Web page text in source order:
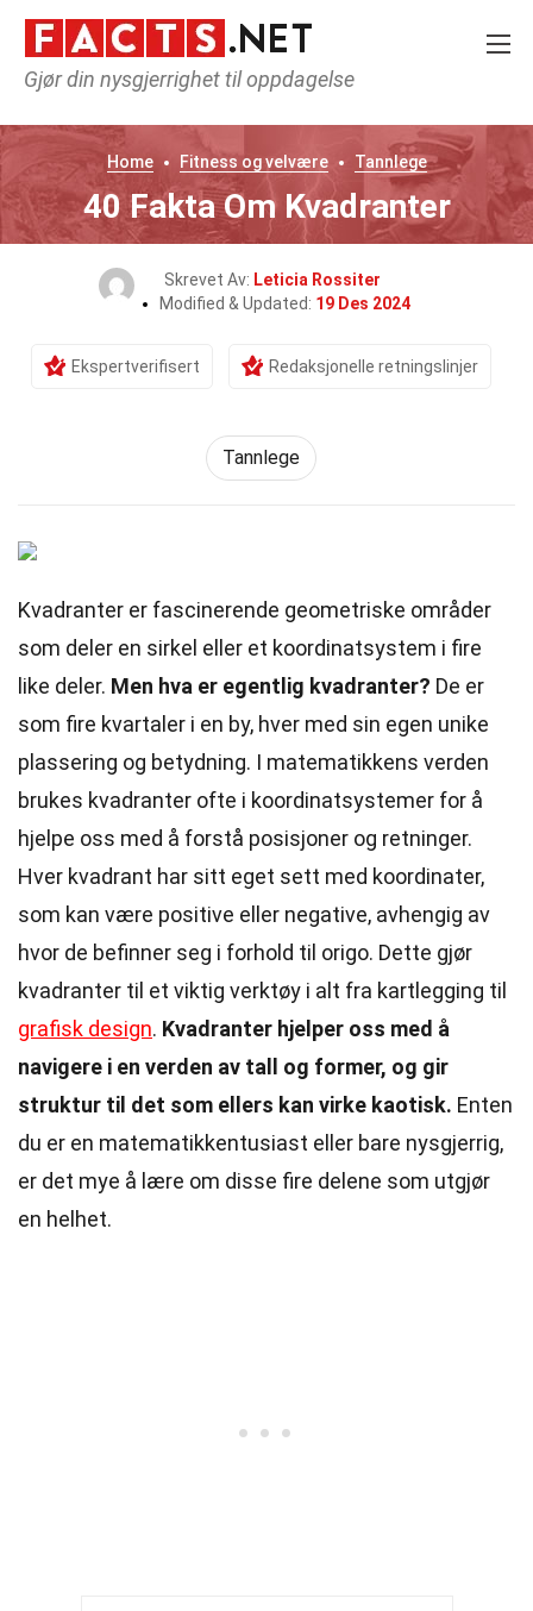
Gjør din nysgjerrighet til oppdagelse
Home Fitness og velvære Tannlege
40 Fakta Om Kvadranter
Skrevet Av: Leticia Rossiter
Modified & Updated: 19 Des 2024
Ekspertverifisert Redaksjonelle retningslinjer
Tannlege
Kvadranter er fascinerende geometriske områder
som deler en sirkel eller et koordinatsystem i fire
like deler. Men hva er egentlig kvadranter? De er
som fire kvartaler i en by, hver med sin egen unike
plassering og betydning. I matematikkens verden
brukes kvadranter ofte i koordinatsystemer for å
hjelpe oss med å forstå posisjoner og retninger.
Hver kvadrant har sitt eget sett med koordinater,
som kan være positive eller negative, avhengig av
hvor de befinner seg i forhold til origo. Dette gjør
kvadranter til et viktig verktøy i alt fra kartlegging til
grafisk design. Kvadranter hjelper oss med å
navigere i en verden av tall og former, og gir
struktur til det som ellers kan virke kaotisk. Enten
du er en matematikkentusiast eller bare nysgjerrig,
er det mye å lære om disse fire delene som utgjør
en helhet.